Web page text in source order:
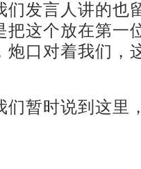
们发言人讲的也
把这个放在第一
炮口对着我们，
暂时说到这里